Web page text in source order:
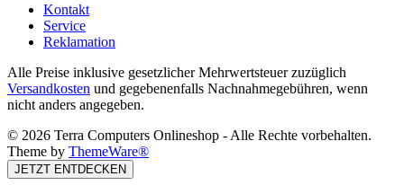
Kontakt
Service
Reklamation
Alle Preise inklusive gesetzlicher Mehrwertsteuer zuzüglich
Versandkosten und gegebenenfalls Nachnahmegebühren, wenn
nicht anders angegeben.
© 2026 Terra Computers Onlineshop - Alle Rechte vorbehalten.
Theme by ThemeWare®
JETZT ENTDECKEN